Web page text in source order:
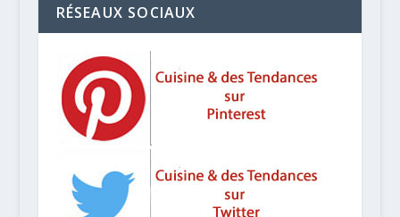
RÉSEAUX SOCIAUX